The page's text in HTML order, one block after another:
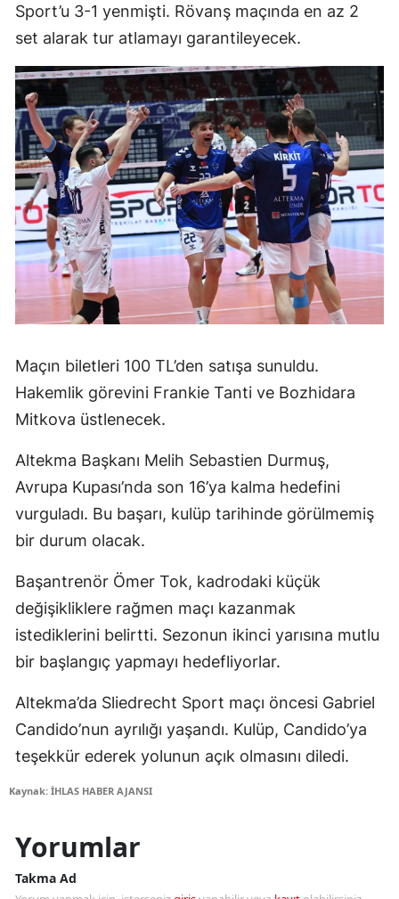
Sport’u 3-1 yenmişti. Rövanş maçında en az 2
set alarak tur atlamayı garantileyecek.
Maçın biletleri 100 TL’den satışa sunuldu.
Hakemlik görevini Frankie Tanti ve Bozhidara
Mitkova üstlenecek.
Altekma Başkanı Melih Sebastien Durmuş,
Avrupa Kupası’nda son 16’ya kalma hedefini
vurguladı. Bu başarı, kulüp tarihinde görülmemiş
bir durum olacak.
Başantrenör Ömer Tok, kadrodaki küçük
değişikliklere rağmen maçı kazanmak
istediklerini belirtti. Sezonun ikinci yarısına mutlu
bir başlangıç yapmayı hedefliyorlar.
Altekma’da Sliedrecht Sport maçı öncesi Gabriel
Candido’nun ayrılığı yaşandı. Kulüp, Candido’ya
teşekkür ederek yolunun açık olmasını diledi.
Kaynak: İHLAS HABER AJANSI
Yorumlar
Takma Ad